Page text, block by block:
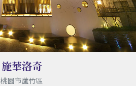
施華洛奇
桃園市蘆竹區